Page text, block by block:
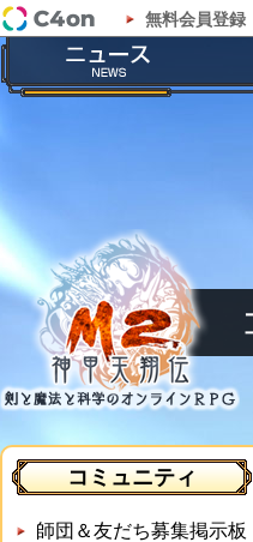
無料会員登録
「M2-神甲天翔伝-」コ
コミュニティ
師団＆友だち募集掲示板